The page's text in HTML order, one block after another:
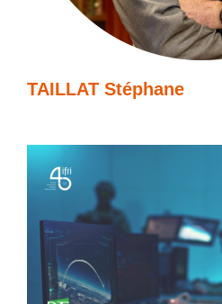
TAILLAT Stéphane